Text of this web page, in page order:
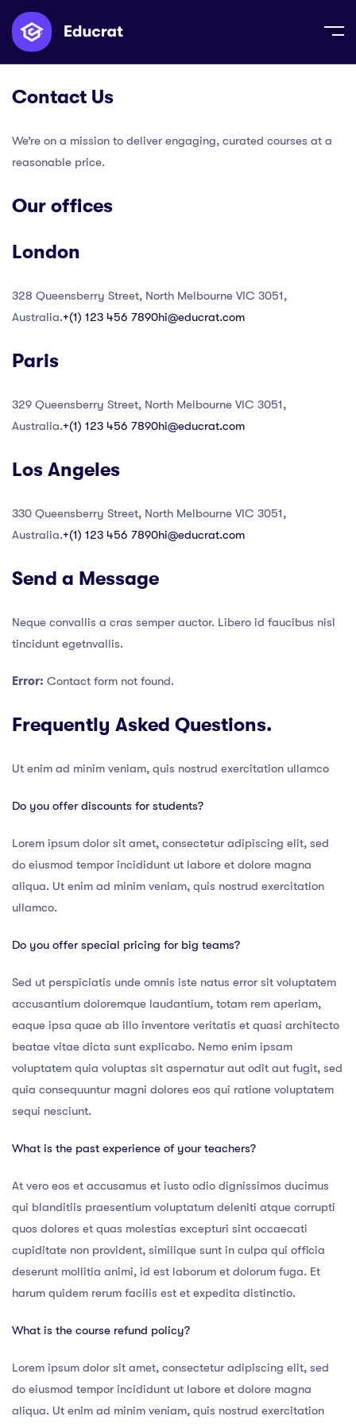
Contact Us
We’re on a mission to deliver engaging, curated courses at a
reasonable price.
Our offices
London
328 Queensberry Street, North Melbourne VIC 3051,
Australia.+(1) 123 456 7890hi@educrat.com
Paris
329 Queensberry Street, North Melbourne VIC 3051,
Australia.+(1) 123 456 7890hi@educrat.com
Los Angeles
330 Queensberry Street, North Melbourne VIC 3051,
Australia.+(1) 123 456 7890hi@educrat.com
Send a Message
Neque convallis a cras semper auctor. Libero id faucibus nisl
tincidunt egetnvallis.
Error: Contact form not found.
Frequently Asked Questions.
Ut enim ad minim veniam, quis nostrud exercitation ullamco
Do you offer discounts for students?
Lorem ipsum dolor sit amet, consectetur adipiscing elit, sed
do eiusmod tempor incididunt ut labore et dolore magna
aliqua. Ut enim ad minim veniam, quis nostrud exercitation
ullamco.
Do you offer special pricing for big teams?
Sed ut perspiciatis unde omnis iste natus error sit voluptatem
accusantium doloremque laudantium, totam rem aperiam,
eaque ipsa quae ab illo inventore veritatis et quasi architecto
beatae vitae dicta sunt explicabo. Nemo enim ipsam
voluptatem quia voluptas sit aspernatur aut odit aut fugit, sed
quia consequuntur magni dolores eos qui ratione voluptatem
sequi nesciunt.
What is the past experience of your teachers?
At vero eos et accusamus et iusto odio dignissimos ducimus
qui blanditiis praesentium voluptatum deleniti atque corrupti
quos dolores et quas molestias excepturi sint occaecati
cupiditate non provident, similique sunt in culpa qui officia
deserunt mollitia animi, id est laborum et dolorum fuga. Et
harum quidem rerum facilis est et expedita distinctio.
What is the course refund policy?
Lorem ipsum dolor sit amet, consectetur adipiscing elit, sed
do eiusmod tempor incididunt ut labore et dolore magna
aliqua. Ut enim ad minim veniam, quis nostrud exercitation